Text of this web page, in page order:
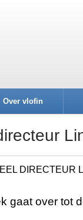
Over vlofin
DIRECTEUR
gaat over tot